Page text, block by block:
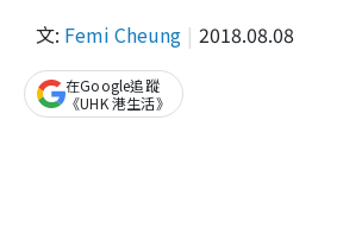
文: Femi Cheung 2018.08.08
在Google追蹤
《UHK 港生活》